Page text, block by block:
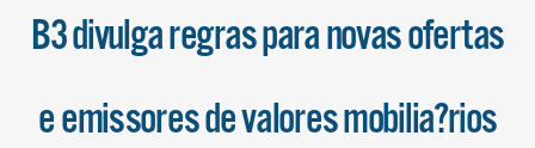
B3 divulga regras para novas ofertas
e emissores de valores mobilia?rios